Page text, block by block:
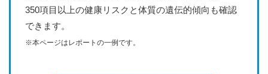
350項目以上の健康リスクと体質の遺伝的傾向も確認
できます。
※本ページはレポートの一例です。